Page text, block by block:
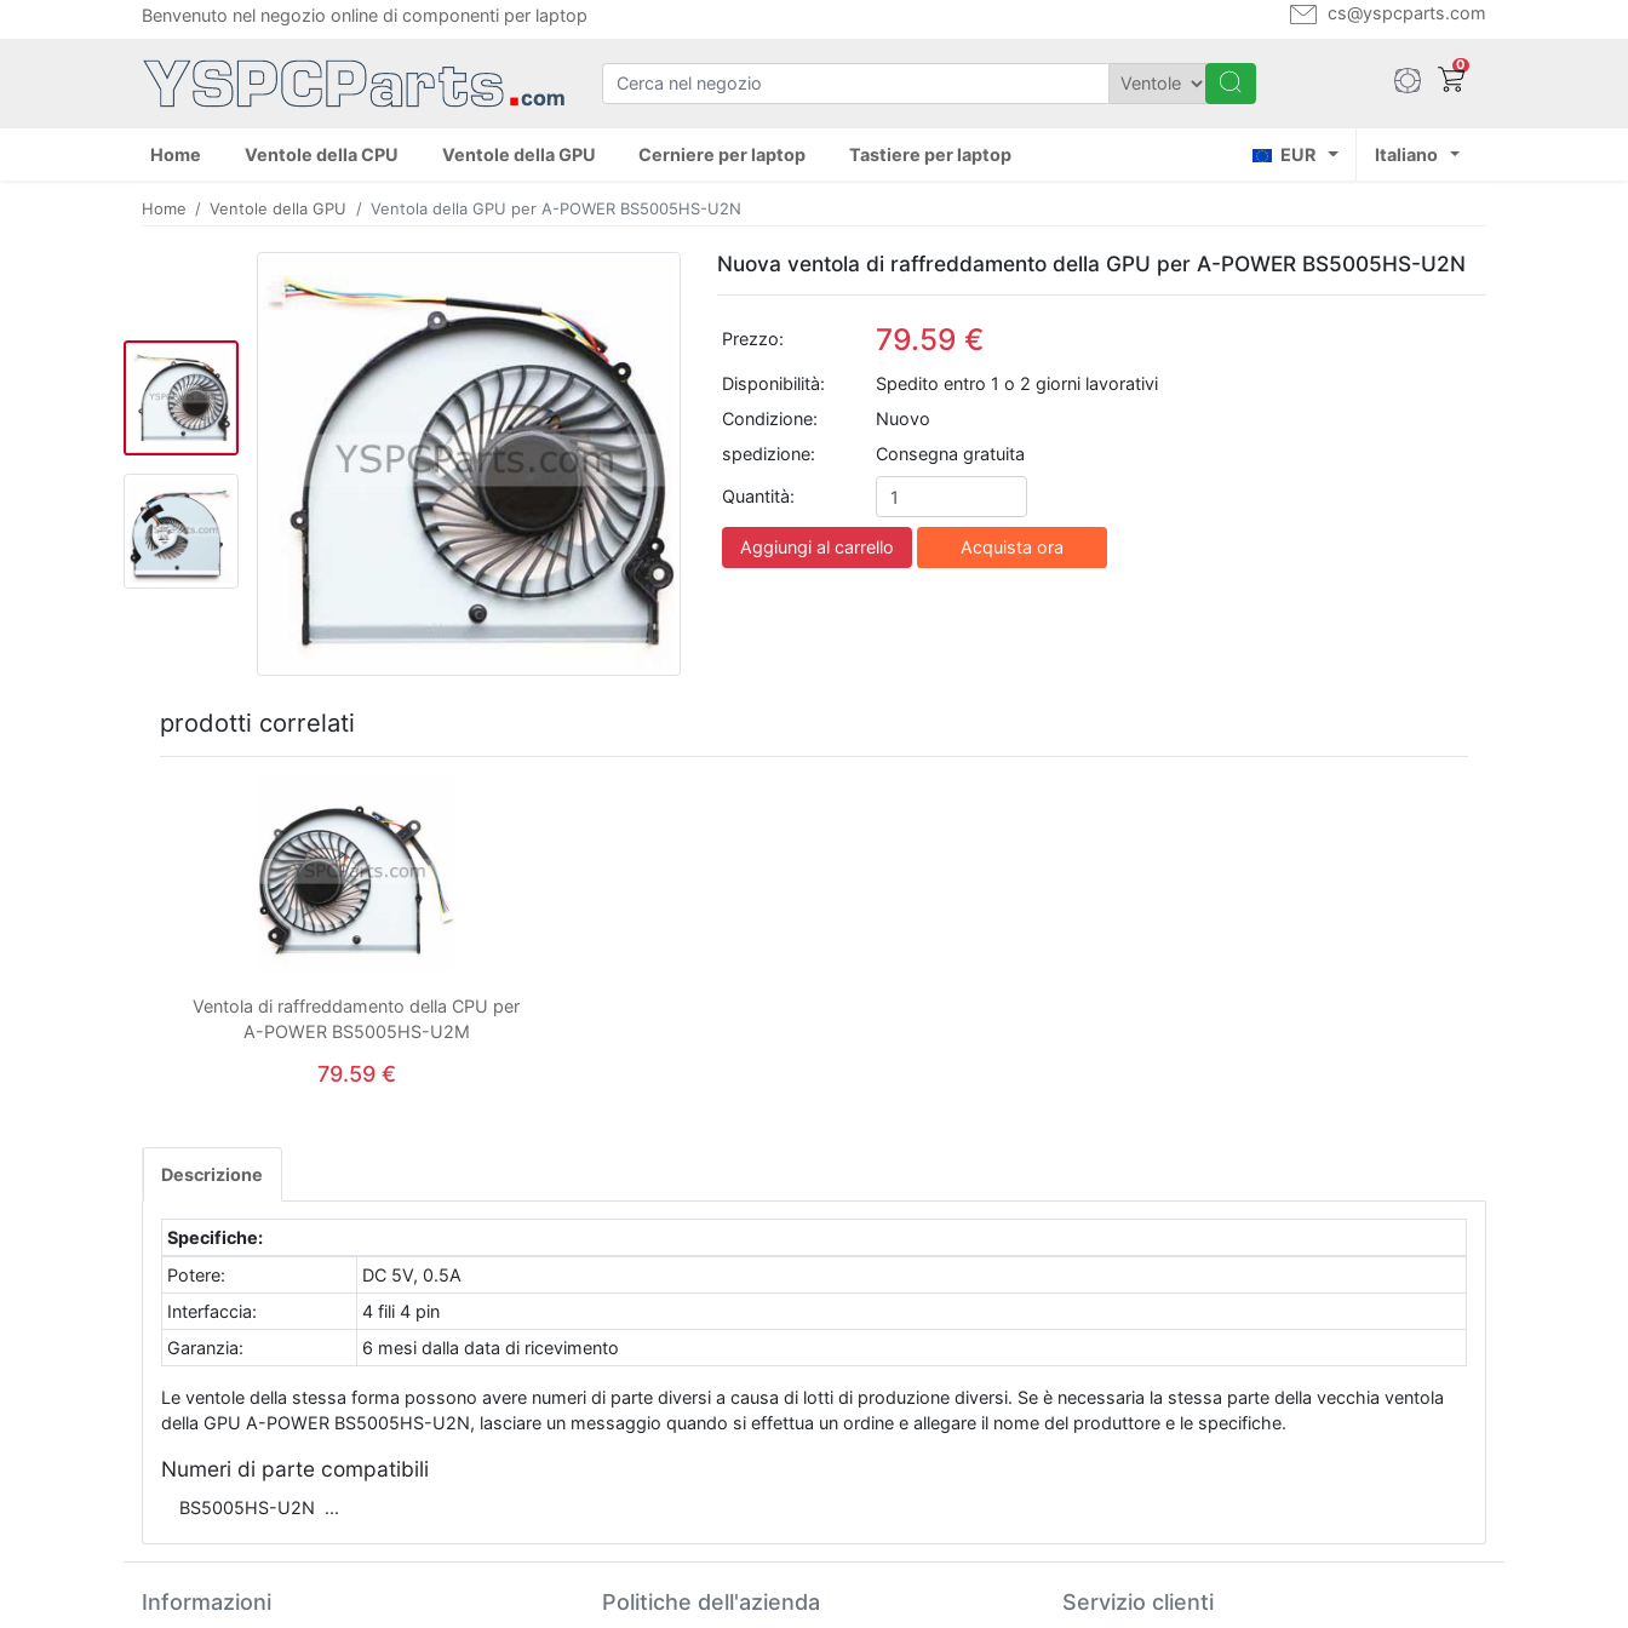
Benvenuto nel negozio online di componenti per laptop cs@yspcparts.com
0
Home Ventole della CPU Ventole della GPU Cerniere per laptop Tastiere per laptop EUR Italiano
Home Ventole della GPU Ventola della GPU per A-POWER BS5005HS-U2N
Nuova ventola di raffreddamento della GPU per A-POWER BS5005HS-U2N
Prezzo: 79.59 €
Disponibilità:
Spedito entro 1 o 2 giorni lavorativi
Condizione:
Nuovo
spedizione:
Consegna gratuita
Quantità:
Aggiungi al carrello Acquista ora
prodotti correlati
Ventola di raffreddamento della CPU per
A-POWER BS5005HS-U2M
79.59 €
Descrizione
Specifiche:
Potere:
DC 5V, 0.5A
Interfaccia:
4 fili 4 pin
Garanzia:
6 mesi dalla data di ricevimento
Le ventole della stessa forma possono avere numeri di parte diversi a causa di lotti di produzione diversi. Se è necessaria la stessa parte della vecchia ventola
della GPU A-POWER BS5005HS-U2N, lasciare un messaggio quando si effettua un ordine e allegare il nome del produttore e le specifiche.
Numeri di parte compatibili
BS5005HS-U2N
Informazioni Politiche dell'azienda Servizio clienti